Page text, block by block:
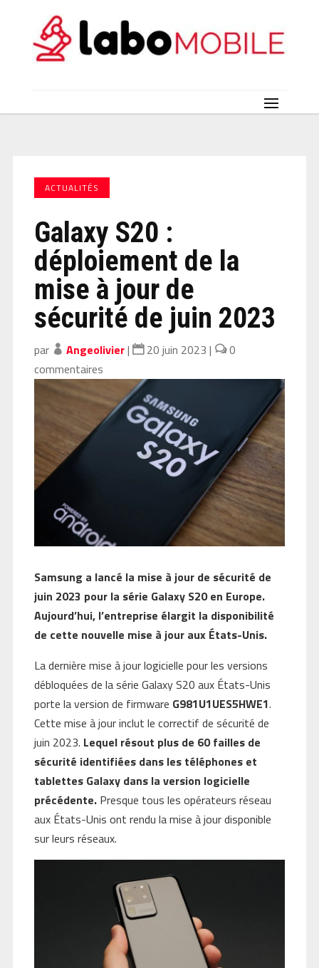
ACTUALITÉS
Galaxy S20 :
déploiement de la
mise à jour de
sécurité de juin 2023
par Angeolivier| 20 juin 2023 |
0
commentaires
Samsung a lancé la mise à jour de sécurité de
juin 2023 pour la série Galaxy S20 en Europe.
Aujourd’hui, l’entreprise élargit la disponibilité
de cette nouvelle mise à jour aux États-Unis.
La dernière mise à jour logicielle pour les versions
débloquées de la série Galaxy S20 aux États-Unis
porte la version de firmware G981U1UES5HWE1.
Cette mise à jour inclut le correctif de sécurité de
juin 2023. Lequel résout plus de 60 failles de
sécurité identifiées dans les téléphones et
tablettes Galaxy dans la version logicielle
précédente.Presque tous les opérateurs réseau
aux États-Unis ont rendu la mise à jour disponible
sur leurs réseaux.